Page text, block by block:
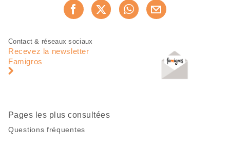
Recommander maintenant
Pied
page
Navigation
pied
Contact & réseaux sociaux
Recevez la newsletter
Famigros
Pages les plus consultées
Questions fréquentes